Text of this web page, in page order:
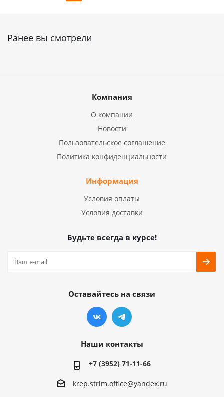
Ранее вы смотрели
Компания
О компании
Новости
Пользовательское соглашение
Политика конфиденциальности
Информация
Условия оплаты
Условия доставки
Будьте всегда в курсе!
Оставайтесь на связи
Наши контакты
+7 (3952) 71-11-66
krep.strim.office@yandex.ru